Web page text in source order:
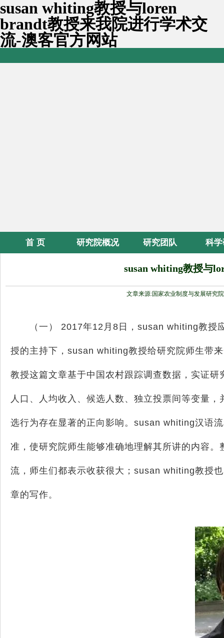
susan whiting教授与loren
brandt教授来我院进行学术交
流-澳客官方网站
首 页 研究院概况 研究团队 科
susan whiting教授与
文章来源:国家农业制度与发展研究院
（一） 2017年12 月 8 日， susan whiting教授
授的主持下， susan whiting教授给研究院师生带
教授这篇文章基于中国农村跟踪调查数据，实证
人口、人均收入、候选人数、独立投票间等变量
选行为存在显著的正向影响。 susan whiting汉语
准，使研究院师生能够准确地理解其所讲的内容
流，师生们都表示收获很大； susan whiting教授
章的写作。